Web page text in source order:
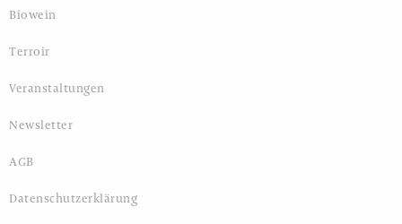
Biowein
Terroir
Veranstaltungen
Newsletter
AGB
Datenschutzerklärung